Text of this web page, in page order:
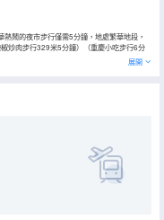
鬧的夜市步行僅需5分鐘，地處繁華地段，
炒肉步行329米5分鐘）（重慶小吃步行6分
5分鐘1.5公里）（辣小二脆毛肚火鍋駕車6分
步行9分鐘619米）距離國家5A景區----盤山
展開